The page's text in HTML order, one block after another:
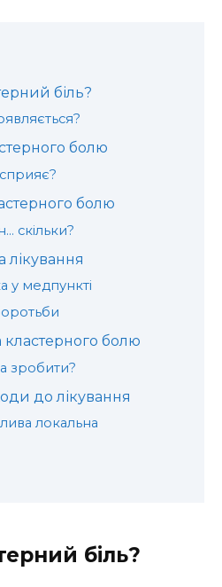
біль?
болю
болю
скільки?
лікування
у медпункті
кластерного болю
зробити?
до лікування
локальна
біль?